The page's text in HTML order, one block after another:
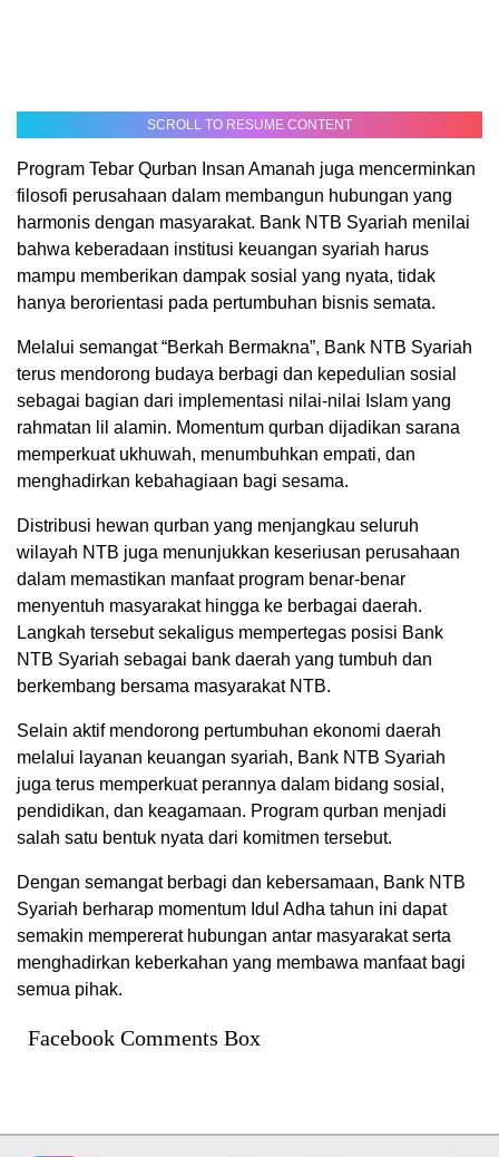
SCROLL TO RESUME CONTENT
Program Tebar Qurban Insan Amanah juga mencerminkan
filosofi perusahaan dalam membangun hubungan yang
harmonis dengan masyarakat. Bank NTB Syariah menilai
bahwa keberadaan institusi keuangan syariah harus
mampu memberikan dampak sosial yang nyata, tidak
hanya berorientasi pada pertumbuhan bisnis semata.
Melalui semangat “Berkah Bermakna”, Bank NTB Syariah
terus mendorong budaya berbagi dan kepedulian sosial
sebagai bagian dari implementasi nilai-nilai Islam yang
rahmatan lil alamin. Momentum qurban dijadikan sarana
memperkuat ukhuwah, menumbuhkan empati, dan
menghadirkan kebahagiaan bagi sesama.
Distribusi hewan qurban yang menjangkau seluruh
wilayah NTB juga menunjukkan keseriusan perusahaan
dalam memastikan manfaat program benar-benar
menyentuh masyarakat hingga ke berbagai daerah.
Langkah tersebut sekaligus mempertegas posisi Bank
NTB Syariah sebagai bank daerah yang tumbuh dan
berkembang bersama masyarakat NTB.
Selain aktif mendorong pertumbuhan ekonomi daerah
melalui layanan keuangan syariah, Bank NTB Syariah
juga terus memperkuat perannya dalam bidang sosial,
pendidikan, dan keagamaan. Program qurban menjadi
salah satu bentuk nyata dari komitmen tersebut.
Dengan semangat berbagi dan kebersamaan, Bank NTB
Syariah berharap momentum Idul Adha tahun ini dapat
semakin mempererat hubungan antar masyarakat serta
menghadirkan keberkahan yang membawa manfaat bagi
semua pihak.
Facebook Comments Box